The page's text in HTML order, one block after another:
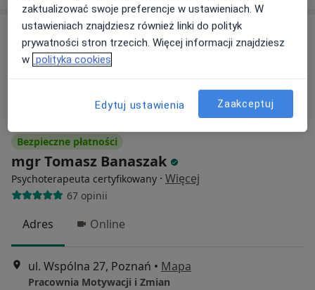
Bezpieczne płatności
mgr Tomasz Banaszak
Psychoterapeuta certyfikowany · Więcej
67 opinii
Adres Online
ul. Wspólna 27, Poznań • Mapa
Pracownia Motywacji i Zmian
zaktualizować swoje preferencje w ustawieniach. W
ustawieniach znajdziesz również linki do polityk
prywatności stron trzecich. Więcej informacji znajdziesz
w polityka cookies
Edytuj ustawienia Zaakceptuj